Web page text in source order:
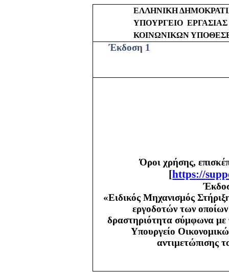
ΕΛΛΗΝΙΚΗ
ΥΠΟΥΡΓΕΙΟ
ΚΟΙΝΩΝΙΚΩΝ
Έκδοση 1
Όροι χρήσης,
[https://
«Ειδικός Μηχανισμός
εργοδοτών των οποίων
δραστηριότητα σύμφωνα με
Υπουργείο
αντιμετώπισης